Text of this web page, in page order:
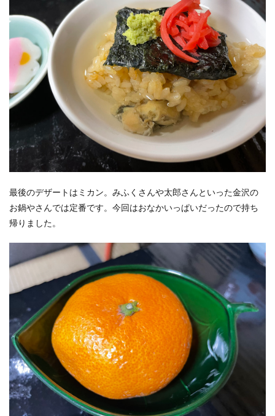
最後のデザートはミカン。みふくさんや太郎さんといった金沢の
お鍋やさんでは定番です。今回はおなかいっぱいだったので持ち
帰りました。